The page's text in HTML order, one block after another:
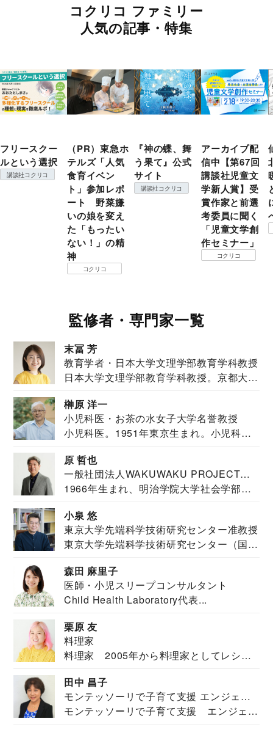
コクリコ ファミリー
人気の記事・特集
フリースクー
ルという選択
講談社コクリコ
（PR）東急ホ
テルズ「人気
食育イベン
ト」参加レポ
ート 野菜嫌
いの娘を変え
た「もったい
ない！」の精
神
コクリコ
『神の蝶、舞
う果て』公式
サイト
講談社コクリコ
アーカイブ配
信中【第67回
講談社児童文
学新人賞】受
賞作家と前選
考委員に聞く
「児童文学創
作セミナー」
コクリコ
監修者・専門家一覧
末冨 芳
教育学者・日本大学文理学部教育学科教授
日本大学文理学部教育学科教授。京都大学
榊原 洋一
小児科医・お茶の水女子大学名誉教授
小児科医。1951年東京生まれ。小児科
原 哲也
一般社団法人WAKUWAKU PROJECT
JAPAN代表・言語聴覚士・社会福祉士
1966年生まれ、明治学院大学社会学部福
小泉 悠
東京大学先端科学技術研究センター准教授
東京大学先端科学技術研究センター（国際
森田 麻里子
医師・小児スリープコンサルタント
Child Health Laboratory代表...
栗原 友
料理家
料理家 2005年から料理家としてレシピ
田中 昌子
モンテッソーリで子育て支援 エンジェル
ズハウス研究所所長
モンテッソーリで子育て支援 エンジェル